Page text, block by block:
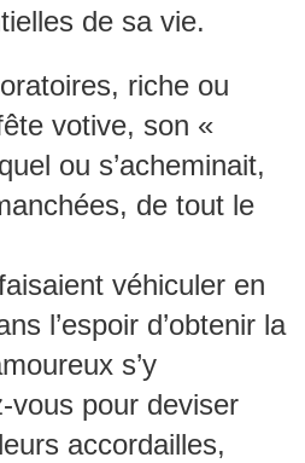
de sa vie.
riche ou
votive, son «
ou s’acheminait,
de tout le
véhiculer en
l’espoir d’obtenir la
s’y
vous pour deviser
accordailles,